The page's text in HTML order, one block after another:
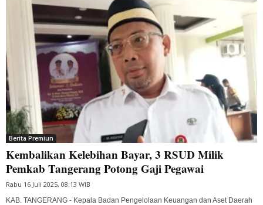
Berita Premiun
Kembalikan Kelebihan Bayar, 3 RSUD Milik
Pemkab Tangerang Potong Gaji Pegawai
Rabu 16 Juli 2025, 08:13 WIB
KAB. TANGERANG - Kepala Badan Pengelolaan Keuangan dan Aset Daerah